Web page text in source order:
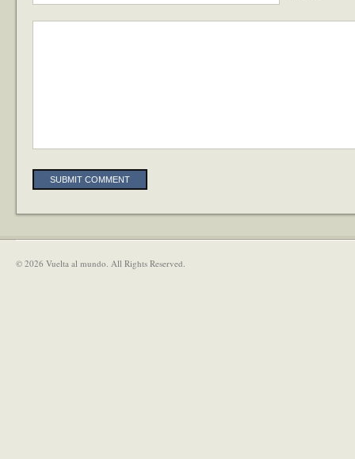
© 2026 Vuelta al mundo. All Rights Reserved.